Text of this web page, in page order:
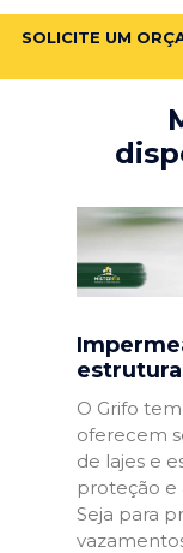
SOLICITE UM
O Grifo
oferecem
de lajes e
proteção e
Seja para